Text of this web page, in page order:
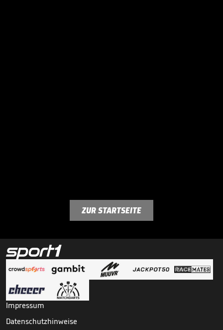
ZUR STARTSEITE
Impressum
Datenschutzhinweise